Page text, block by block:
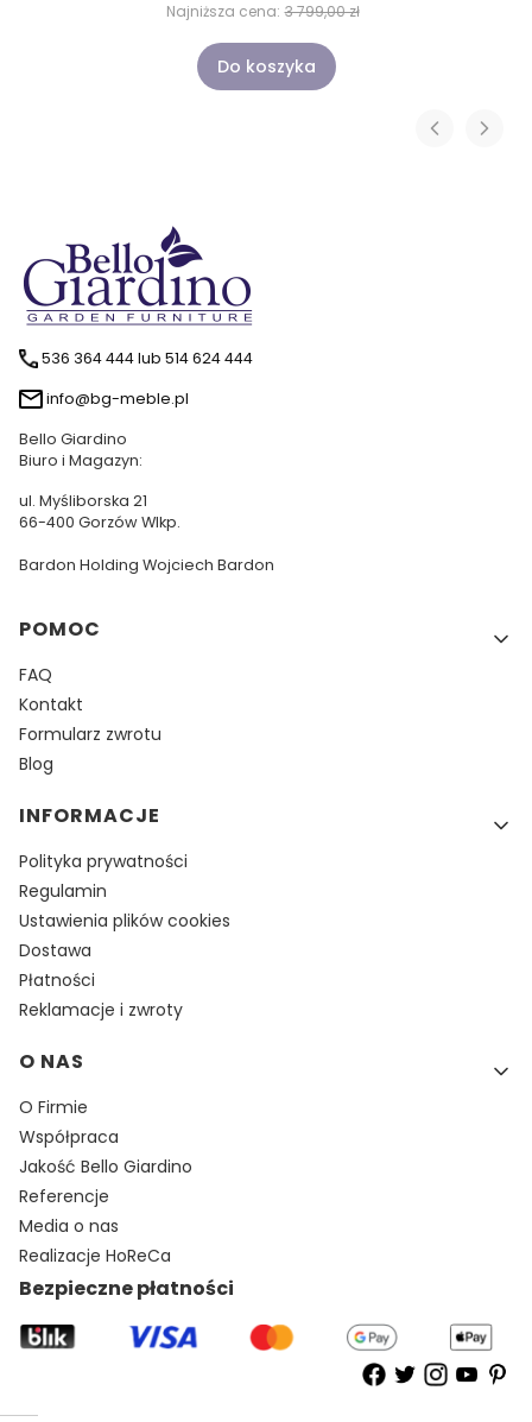
Najniższa cena: 3 799,00 zł
Do koszyka
536 364 444 lub 514 624 444
info@bg-meble.pl
Bello Giardino
Biuro i Magazyn:
ul. Myśliborska 21
66-400 Gorzów Wlkp.
Bardon Holding Wojciech Bardon
Linki w stopce
POMOC
FAQ
Kontakt
Formularz zwrotu
Blog
INFORMACJE
Polityka prywatności
Regulamin
Ustawienia plików cookies
Dostawa
Płatności
Reklamacje i zwroty
O NAS
O Firmie
Współpraca
Jakość Bello Giardino
Referencje
Media o nas
Realizacje HoReCa
Bezpieczne płatności